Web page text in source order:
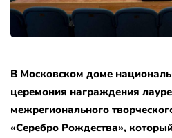
В Московском доме
церемония награждения
межрегионального
«Серебро Рождества»,